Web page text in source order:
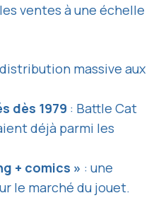
ventes à une échelle
massive aux
dès 1979 : Battle Cat
déjà parmi les
+ comics » : une
le marché du jouet.